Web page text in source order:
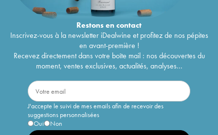
Restons encontact
Inscrivez-vous à la newsletter iDealwine et profitez de nos pépites
en avant-première !
Recevez directement dans votre boîte mail : nos découvertes du
moment, ventes exclusives, actualités, analyses...
J'accepte le suivi de mes emails afin de recevoir des
suggestions personnalisées
Oui
Non